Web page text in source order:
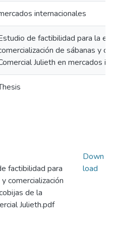
internacionales
de factibilidad para la
de sábanas y
Julieth en mercados
factibilidad para
comercialización
de la
Julieth.pdf
Down
load